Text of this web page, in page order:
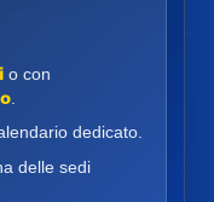
o con
dedicato.
delle sedi